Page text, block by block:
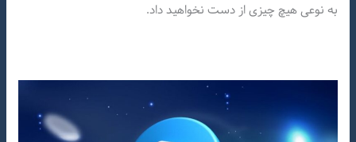
به نوعی هیچ چیزی از دست نخواهید داد.